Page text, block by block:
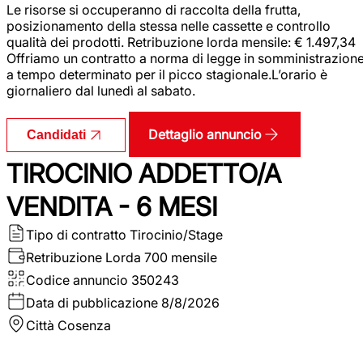
Le risorse si occuperanno di raccolta della frutta,
posizionamento della stessa nelle cassette e controllo
qualità dei prodotti. Retribuzione lorda mensile: € 1.497,34
Offriamo un contratto a norma di legge in
a tempo determinato per il picco stagionale.L’orario è
giornaliero dal lunedì al sabato.
Candidati Dettaglio annuncio
TIROCINIO ADDETTO/A
VENDITA - 6 MESI
Tipo di contratto Tirocinio/Stage
Retribuzione Lorda 700 mensile
Codice annuncio 350243
Data di pubblicazione 8/8/2026
Città Cosenza